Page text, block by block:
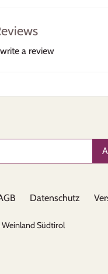
a review
Datenschutz
Weinland Südtirol